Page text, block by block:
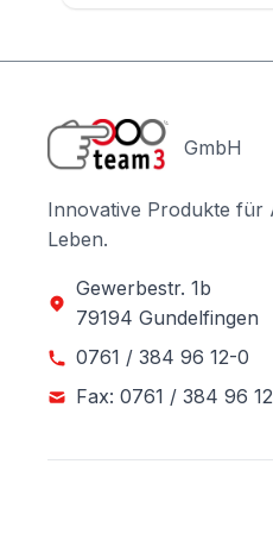
GmbH
Innovative Produkte für
Leben.
Gewerbestr. 1b
79194 Gundelfingen
0761 / 384 96 12-0
Fax: 0761 / 384 96